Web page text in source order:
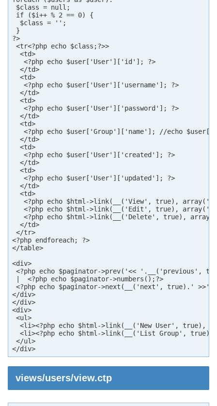
$class = null;
if ($i++ % 2 == 0) {
$class = '';
}
?>
<tr<?php echo $class;?>>
<td>
<?php echo $user['User']['id']; ?>
</td>
<td>
<?php echo $user['User']['username']; ?>
</td>
<td>
<?php echo $user['User']['password']; ?>
</td>
<td>
<?php echo $user['Group']['name']; //echo
</td>
<td>
<?php echo $user['User']['created']; ?>
</td>
<td>
<?php echo $user['User']['updated']; ?>
</td>
<td>
<?php echo $html->link(__('View', true),
<?php echo $html->link(__('Edit', true),
<?php echo $html->link(__('Delete', true),
</td>
</tr>
<?php endforeach; ?>
</table>
<div>
<?php echo $paginator->prev('<<
|  <?php echo $paginator->numbers();?>
<?php echo $paginator->next(__('next', true).'
</div>
</div>
<div>
<ul>
<li><?php echo $html->link(__('New User',
<li><?php echo $html->link(__('List Group',
</ul>
</div>
views/users/view.ctp